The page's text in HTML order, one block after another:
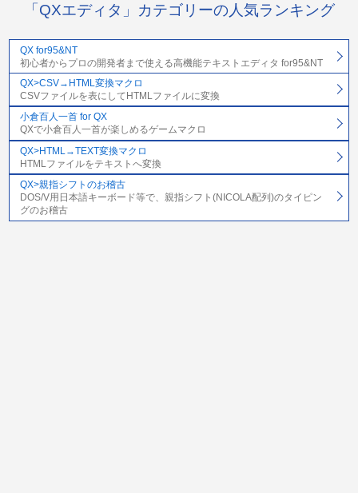
「QXエディタ」カテゴリーの人気ランキング
QX for95&NT
初心者からプロの開発者まで使える高機能テキストエディタ for95&NT
QX>CSV→HTML変換マクロ
CSVファイルを表にしてHTMLファイルに変換
小倉百人一首 for QX
QXで小倉百人一首が楽しめるゲームマクロ
QX>HTML→TEXT変換マクロ
HTMLファイルをテキストへ変換
QX>親指シフトのお稽古
DOS/V用日本語キーボード等で、親指シフト(NICOLA配列)のタイピン
グのお稽古